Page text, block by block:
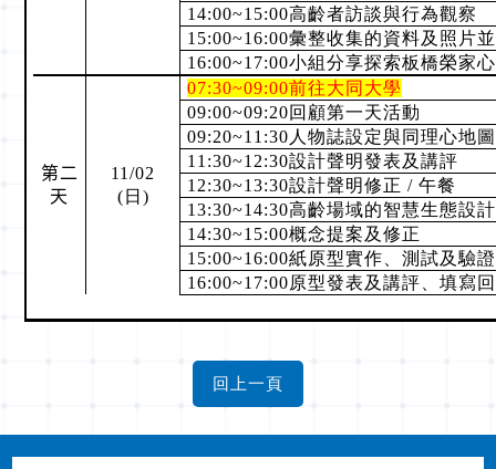
14:00~15:00高齡者訪談與行為觀察
15:00~16:00彙整收集的資料及照片
16:00~17:00小組分享探索板橋榮家
第二
天
11/02
( 日 )
07:30~09:00前往大同大學
09:00~09:20回顧第一天活動
09:20~11:30 人物誌設定與同理心地
11:30~12:30設計聲明發表及講評
12:30~13:30設計聲明修正 /午餐
13:30~14:30高齡場域的智慧生態設
14:30~15:00概念提案及修正
15:00~16:00紙原型實作、測試及驗證
16:00~17:00原型發表及講評、填寫